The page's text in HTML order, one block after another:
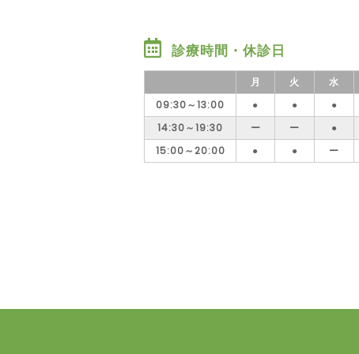
診療時間・休診日
月 火 水
09:30～13:00
● ● ●
14:30～19:30
ー ー ●
15:00～20:00
● ● ー